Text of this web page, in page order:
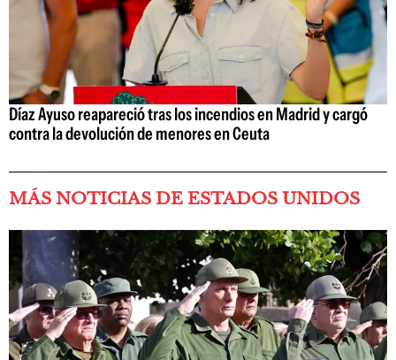
Díaz Ayuso reapareció tras los incendios en Madrid y cargó
contra la devolución de menores en Ceuta
MÁS NOTICIAS DE ESTADOS UNIDOS